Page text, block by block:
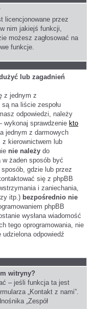
licencjonowane przez
nim jakiejś funkcji,
możesz zagłosować na
funkcje.
lub zagadnień
z jednym z
na liście zespołu
odpowiedzi, należy
wykonaj sprawdzenie kto
jednym z darmowych
kierownictwem lub
nie należy do
żaden sposób być
gdzie lub przez
się z phpBB
i zaniechania,
itp.) bezpośrednio nie
phpBB
wysłana wiadomość
tego oprogramowania, nie
odpowiedź
witryny?
– jeśli funkcja ta jest
„Kontakt z nami”.
„Zespół